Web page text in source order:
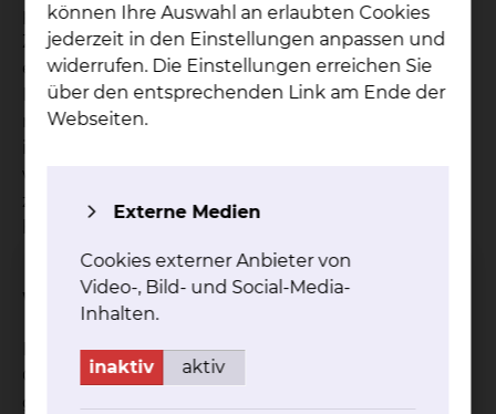
passive als auch aktive Übungen zum Einsatz.
Zum einen werden blockierte oder
eingeschränkte Gelenke von geschulten
Physiotherapeuten mithilfe sanfter Technik
mobilisiert, zum anderen können durch
werden. Ziel ist es also, das Zusammenspiel
zwischen Gelenken, Muskeln und Nerven wieder
Wie wirkt die Behandlung?
Funktionsstörungen werden durch mechanische
Griffe beseitigt, dadurch werden Schmerzen
gelindert.
können Ihre Auswahl an erlaubten Cookies
jederzeit in den Einstellungen anpassen und
widerrufen. Die Einstellungen erreichen Sie
über den entsprechenden Link am Ende der
Webseiten.
Externe Medien
Cookies externer Anbieter von
Video-, Bild- und Social-Media-
Inhalten.
inaktiv aktiv